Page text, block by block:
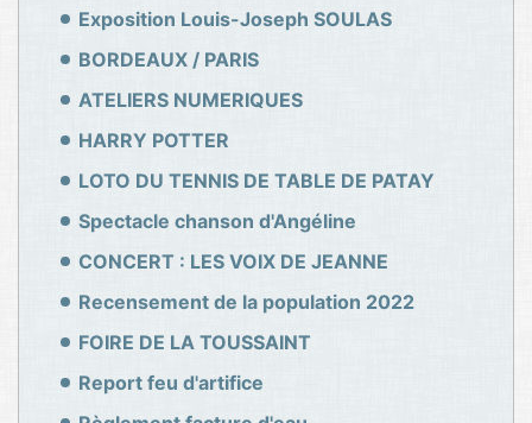
Exposition Louis-Joseph SOULAS
BORDEAUX / PARIS
ATELIERS NUMERIQUES
HARRY POTTER
LOTO DU TENNIS DE TABLE DE PATAY
Spectacle chanson d'Angéline
CONCERT : LES VOIX DE JEANNE
Recensement de la population 2022
FOIRE DE LA TOUSSAINT
Report feu d'artifice